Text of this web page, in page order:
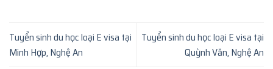
Tuyển sinh du học loại E visa tại
Minh Hợp, Nghệ An
Tuyển sinh du học loại E visa tại
Quỳnh Văn, Nghệ An